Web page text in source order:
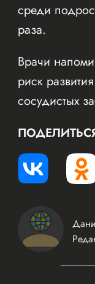
среди
раза.
Врачи
риск
сосудистых